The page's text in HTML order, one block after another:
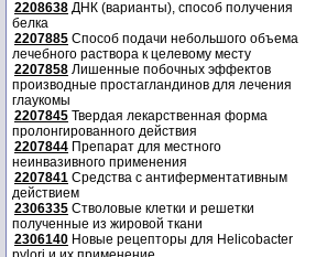
2208638 ДНК (варианты), способ получения
белка
2207885 Способ подачи небольшого объема
лечебного раствора к целевому месту
2207858 Лишенные побочных эффектов
производные простагландинов для лечения
глаукомы
2207845 Твердая лекарственная форма
пролонгированного действия
2207844 Препарат для местного
неинвазивного применения
2207841 Средства с антиферментативным
действием
2306335 Стволовые клетки и решетки
полученные из жировой ткани
2306140 Новые рецепторы для Helicobacter